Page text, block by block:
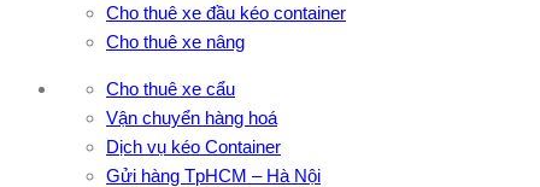
Cho thuê xe đầu kéo container
Cho thuê xe nâng
Cho thuê xe cẩu
Vận chuyển hàng hoá
Dịch vụ kéo Container
Gửi hàng TpHCM – Hà Nội